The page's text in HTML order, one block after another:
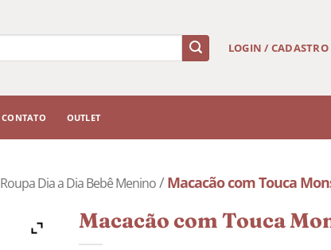
LOGIN / CADASTRO
CONTATO OUTLET
Roupa Dia a Dia Bebê Menino/Macacão com Touca
Macacão com Touca